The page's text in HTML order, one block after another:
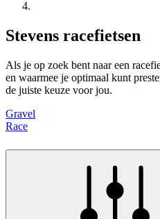
Stevens racefietsen
Als je op zoek bent naar een
en waarmee je optimaal kunt
de juiste keuze voor jou.
Gravel
Race